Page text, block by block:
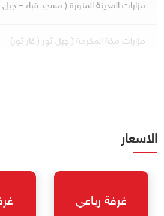
مزارات المدينة المنورة ( مسجد قباء –
مزارات مكة المكرمة ( جبل ثور ( غار ثور) –
الاسعار
غرفة رباعي